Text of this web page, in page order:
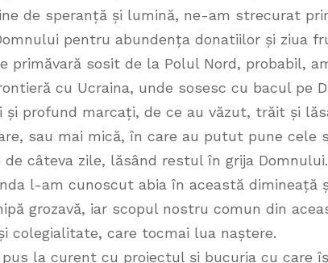
de speranță și lumină, ne-am strecurat
pentru abundența donatiilor și ziua
primăvară sosit de la Polul Nord, probabil,
cu Ucraina, unde sosesc cu bacul pe
și profund marcați, de ce au văzut, trăit și
sau mai mică, în care au putut pune cele
de câteva zile, lăsând restul în grija Domnului.
l-am cunoscut abia în această dimineață
grozavă, iar scopul nostru comun din
colegialitate, care tocmai lua naștere.
la curent cu proiectul și bucuria cu care